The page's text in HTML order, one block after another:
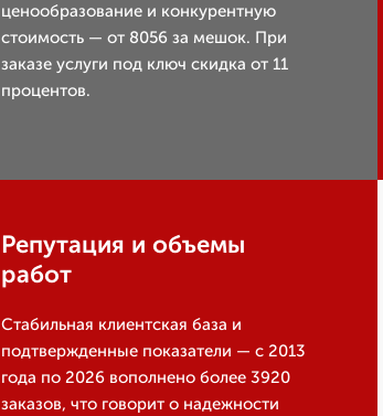
ценообразование и конкурентную
стоимость — от 8056 за мешок. При
заказе услуги под ключ скидка от 11
процентов.
Репутация и объемы
работ
Стабильная клиентская база и
подтвержденные показатели — с 2013
года по 2026 вополнено более 3920
заказов, что говорит о надежности